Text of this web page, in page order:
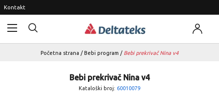
Kontakt
Početna strana / Bebi program / Bebi prekrivač Nina v4
Bebi prekrivač Nina v4
Kataloški broj: 60010079